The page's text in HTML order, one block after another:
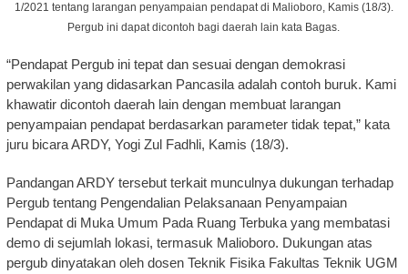
1/2021 tentang larangan penyampaian pendapat di Malioboro, Kamis (18/3).
Pergub ini dapat dicontoh bagi daerah lain kata Bagas.
“Pendapat Pergub ini tepat dan sesuai dengan demokrasi
perwakilan yang didasarkan Pancasila adalah contoh buruk. Kami
khawatir dicontoh daerah lain dengan membuat larangan
penyampaian pendapat berdasarkan parameter tidak tepat,” kata
juru bicara ARDY, Yogi Zul Fadhli, Kamis (18/3).
Pandangan ARDY tersebut terkait munculnya dukungan terhadap
Pergub tentang Pengendalian Pelaksanaan Penyampaian
Pendapat di Muka Umum Pada Ruang Terbuka yang membatasi
demo di sejumlah lokasi, termasuk Malioboro. Dukungan atas
pergub dinyatakan oleh dosen Teknik Fisika Fakultas Teknik UGM